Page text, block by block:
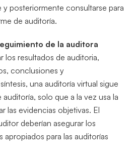
y posteriormente consultarse para
de auditoría.
de la auditora
los resultados de auditoria,
conclusiones y
una auditoría virtual sigue
solo que a la vez usa la
las evidencias objetivas. El
deberían asegurar los
para las auditorías